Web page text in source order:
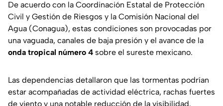
De acuerdo con la Coordinación Estatal de Protección
Civil y Gestión de Riesgos y la Comisión Nacional del
Agua (Conagua), estas condiciones son provocadas por
una vaguada, canales de baja presión y el avance de la
onda tropical número 4 sobre el sureste mexicano.
Las dependencias detallaron que las tormentas podrían
estar acompañadas de actividad eléctrica, rachas fuertes
de viento y una notable reducción de la visibilidad.